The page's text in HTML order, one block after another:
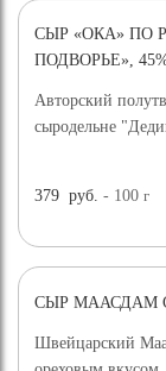
СЫР «ОКА» ПО
ПОДВОРЬЕ»,
Авторский
сыродельне
379 руб. - 100г
СЫР МААСДАМ
Швейцарский